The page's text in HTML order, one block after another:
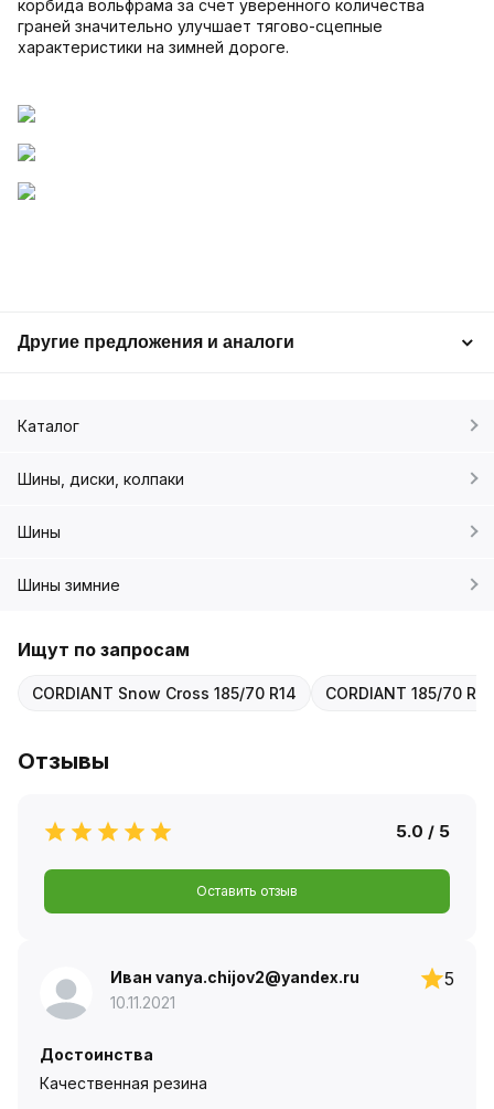
корбида вольфрама за счет уверенного количества
граней значительно улучшает тягово-сцепные
характеристики на зимней дороге.
Другие предложения и аналоги
Каталог
Шины, диски, колпаки
Шины
Шины зимние
Ищут по запросам
CORDIANT Snow Cross 185/70 R14 CORDIANT 185/70
Отзывы
5.0 / 5
Оставить отзыв
Иван vanya.chijov2@yandex.ru
10.11.2021
5
Достоинства
Качественная резина